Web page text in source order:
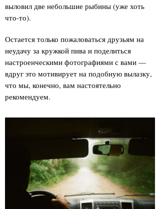
выловил две небольшие рыбины (уже хоть
что-то).
Остается только пожаловаться друзьям на
неудачу за кружкой пива и поделиться
настроенческими фотографиями с вами —
вдруг это мотивирует на подобную вылазку,
что мы, конечно, вам настоятельно
рекомендуем.